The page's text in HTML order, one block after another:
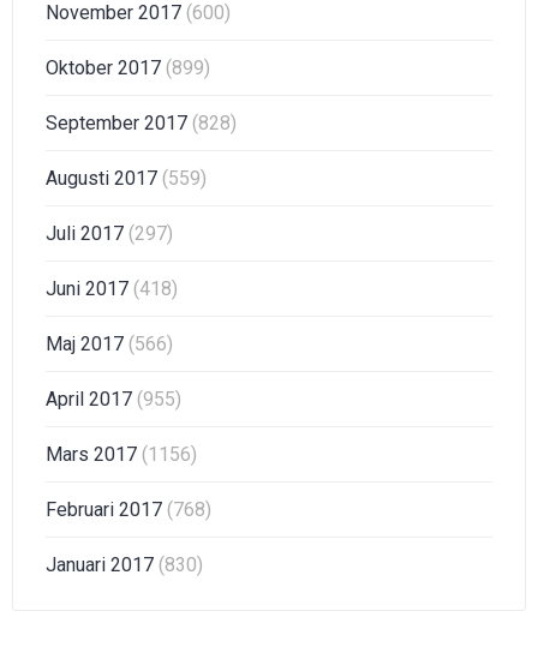
November 2017 (600)
Oktober 2017 (899)
September 2017 (828)
Augusti 2017 (559)
Juli 2017 (297)
Juni 2017 (418)
Maj 2017 (566)
April 2017 (955)
Mars 2017 (1156)
Februari 2017 (768)
Januari 2017 (830)